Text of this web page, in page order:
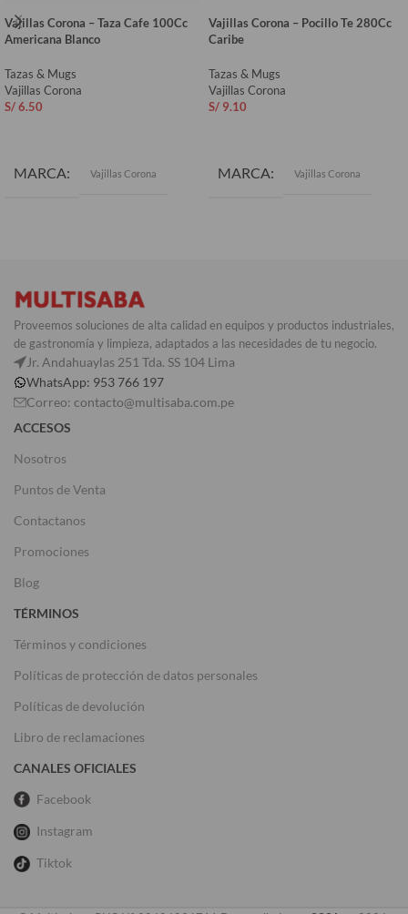
Vajillas Corona – Taza Cafe 100Cc
Americana Blanco
Tazas & Mugs
Vajillas Corona
S/6.50
MARCA Vajillas Corona
Vajillas Corona – Pocillo Te 280Cc
Caribe
Tazas & Mugs
Vajillas Corona
S/ 9.10
MARCA Vajillas Corona
Proveemos soluciones de alta calidad en equipos y productos industriales,
de gastronomía y limpieza, adaptados a las necesidades de tu negocio.
Jr. Andahuaylas 251 Tda. SS 104 Lima
WhatsApp: 953 766 197
Correo: contacto@multisaba.com.pe
ACCESOS
Nosotros
Puntos de Venta
Contactanos
Promociones
Blog
TÉRMINOS
Términos y condiciones
Políticas de protección de datos personales
Políticas de devolución
Libro de reclamaciones
CANALES OFICIALES
Facebook
Instagram
Tiktok